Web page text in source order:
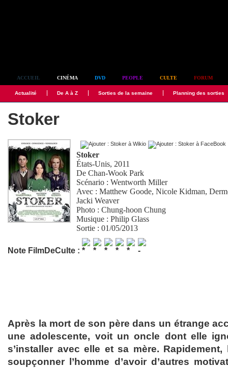
ACCUEIL CINÉMA DVD PEOPLE CULTE FORUM
Actualité De A à Z Sorties de la semaine Planning des sorties
Stoker
Stoker
États-Unis, 2011
DeChan-Wook Park
Scénario :Wentworth Miller
Avec :Matthew Goode,Nicole Kidman,
Jacki Weaver
Photo :Chung-hoon Chung
Musique :Philip Glass
Sortie : 01/05/2013
Note FilmDeCulte :
Après la mort de son père dans un étrange
une adolescente, voit un oncle dont elle
s’installer avec elle et sa mère.
soupçonner l’homme d’avoir d’autres